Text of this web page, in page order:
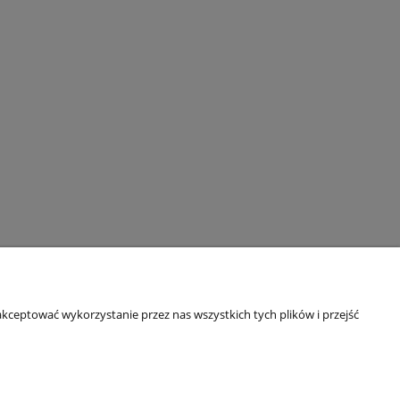
O NAS
wykorzystanie przez nas wszystkich tych plików i przejść